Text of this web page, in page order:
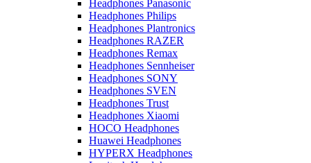
Headphones Panasonic
Headphones Philips
Headphones Plantronics
Headphones RAZER
Headphones Remax
Headphones Sennheiser
Headphones SONY
Headphones SVEN
Headphones Trust
Headphones Xiaomi
HOCO Headphones
Huawei Headphones
HYPERX Headphones